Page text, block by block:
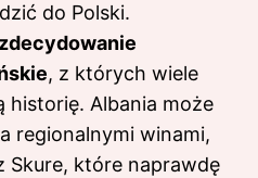
do Polski.
zdecydowanie
, z których wiele
historię. Albania może
regionalnymi winami,
Skure, które naprawdę